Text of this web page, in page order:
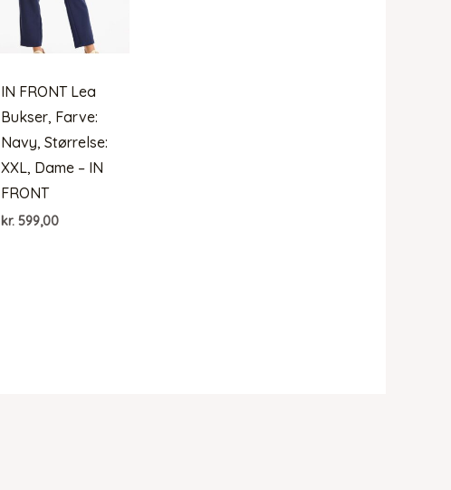
IN FRONT Lea
Bukser, Farve:
Navy, Størrelse:
XXL, Dame – IN
FRONT
kr. 599,00